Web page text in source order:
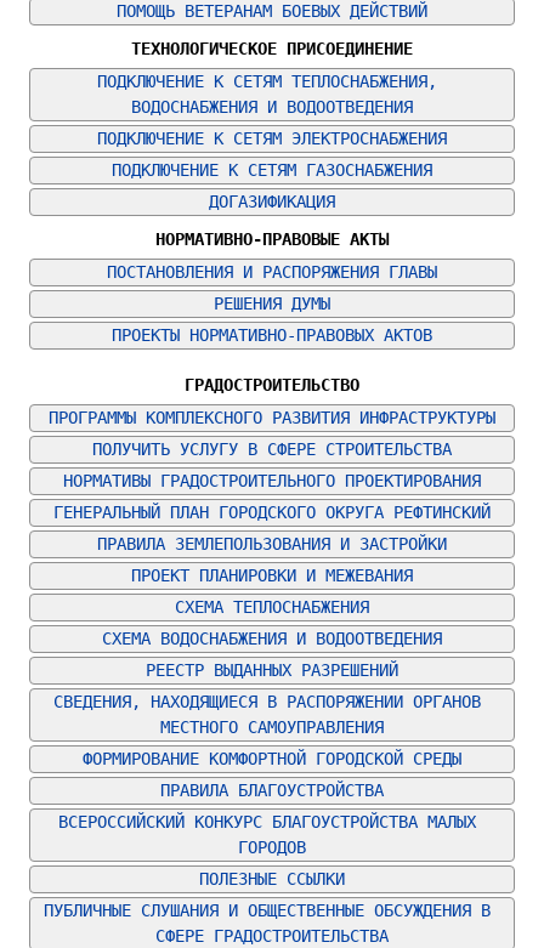
ПОМОЩЬ ВЕТЕРАНАМ БОЕВЫХ ДЕЙСТВИЙ
ТЕХНОЛОГИЧЕСКОЕ ПРИСОЕДИНЕНИЕ
ПОДКЛЮЧЕНИЕ К СЕТЯМ ТЕПЛОСНАБЖЕНИЯ,
ВОДОСНАБЖЕНИЯ И ВОДООТВЕДЕНИЯ
ПОДКЛЮЧЕНИЕ К СЕТЯМ ЭЛЕКТРОСНАБЖЕНИЯ
ПОДКЛЮЧЕНИЕ К СЕТЯМ ГАЗОСНАБЖЕНИЯ
ДОГАЗИФИКАЦИЯ
НОРМАТИВНО-ПРАВОВЫЕ АКТЫ
ПОСТАНОВЛЕНИЯ И РАСПОРЯЖЕНИЯ ГЛАВЫ
РЕШЕНИЯ ДУМЫ
ПРОЕКТЫ НОРМАТИВНО-ПРАВОВЫХ АКТОВ
ГРАДОСТРОИТЕЛЬСТВО
ПРОГРАММЫ КОМПЛЕКСНОГО РАЗВИТИЯ ИНФРАСТРУКТУРЫ
ПОЛУЧИТЬ УСЛУГУ В СФЕРЕ СТРОИТЕЛЬСТВА
НОРМАТИВЫ ГРАДОСТРОИТЕЛЬНОГО ПРОЕКТИРОВАНИЯ
ГЕНЕРАЛЬНЫЙ ПЛАН ГОРОДСКОГО ОКРУГА РЕФТИНСКИЙ
ПРАВИЛА ЗЕМЛЕПОЛЬЗОВАНИЯ И ЗАСТРОЙКИ
ПРОЕКТ ПЛАНИРОВКИ И МЕЖЕВАНИЯ
СХЕМА ТЕПЛОСНАБЖЕНИЯ
СХЕМА ВОДОСНАБЖЕНИЯ И ВОДООТВЕДЕНИЯ
РЕЕСТР ВЫДАННЫХ РАЗРЕШЕНИЙ
СВЕДЕНИЯ, НАХОДЯЩИЕСЯ В РАСПОРЯЖЕНИИ ОРГАНОВ
МЕСТНОГО САМОУПРАВЛЕНИЯ
ФОРМИРОВАНИЕ КОМФОРТНОЙ ГОРОДСКОЙ СРЕДЫ
ПРАВИЛА БЛАГОУСТРОЙСТВА
ВСЕРОССИЙСКИЙ КОНКУРС БЛАГОУСТРОЙСТВА МАЛЫХ
ГОРОДОВ
ПОЛЕЗНЫЕ ССЫЛКИ
ПУБЛИЧНЫЕ СЛУШАНИЯ И ОБЩЕСТВЕННЫЕ ОБСУЖДЕНИЯ В
СФЕРЕ ГРАДОСТРОИТЕЛЬСТВА